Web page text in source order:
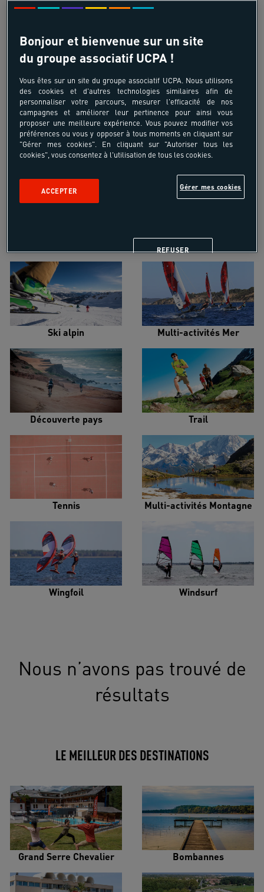
Croisière voilier Alpinisme
Snowboard
Ski alpin Multi-activités Mer
Découverte pays Trail
Tennis Multi-activités Montagne
Wingfoil Windsurf
Nous n’avons pas trouvé de
résultats
LE MEILLEUR DES DESTINATIONS
Grand Serre Chevalier Bombannes
Bonjour et bienvenue sur un site
du groupe associatif UCPA !
Vous êtes sur un site du groupe associatif UCPA. Nous utilisons
des cookies et d'autres technologies similaires afin de
personnaliser votre parcours, mesurer l'efficacité de nos
campagnes et améliorer leur pertinence pour ainsi vous
proposer une meilleure expérience. Vous pouvez modifier vos
préférences ou vous y opposer à tous moments en cliquant sur
"Gérer mes cookies". En cliquant sur "Autoriser tous les
cookies", vous consentez à l'utilisation de tous les cookies.
Gérer mes cookies
REFUSER
ACCEPTER